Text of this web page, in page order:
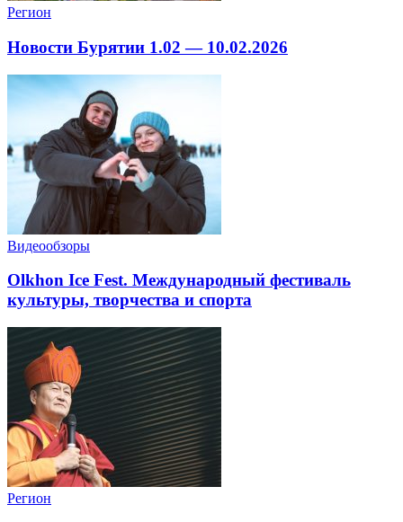
Регион
Новости Бурятии 1.02 — 10.02.2026
Видеообзоры
Olkhon Ice Fest. Международный фестиваль
культуры, творчества и спорта
Регион